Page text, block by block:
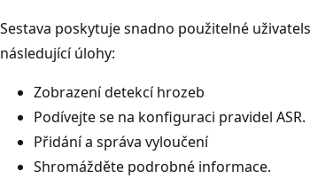
Sestava poskytuje snadno použitelné
následující úlohy:
Zobrazení detekcí hrozeb
Podívejte se na konfiguraci pravidel ASR.
Přidání a správa vyloučení
Shromážděte podrobné informace.